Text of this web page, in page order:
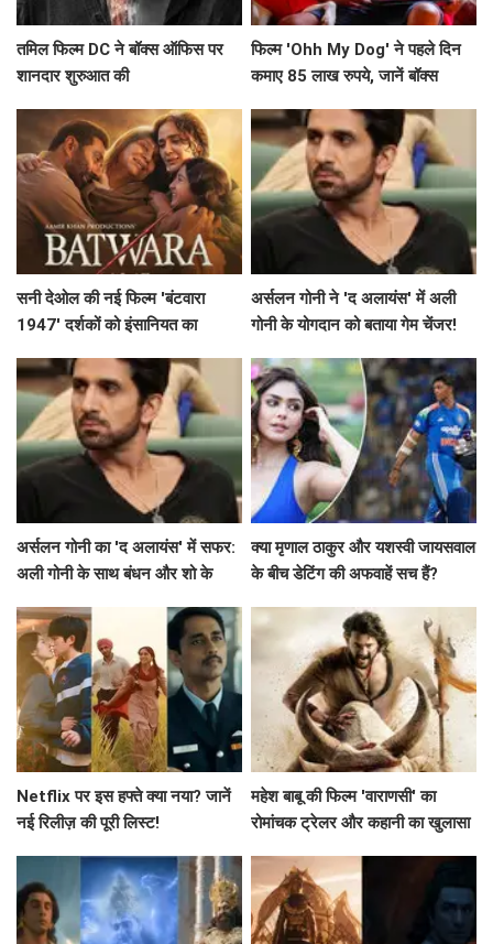
तमिल फिल्म DC ने बॉक्स ऑफिस पर
शानदार शुरुआत की
फिल्म 'Ohh My Dog' ने पहले दिन
कमाए 85 लाख रुपये, जानें बॉक्स
सनी देओल की नई फिल्म 'बंटवारा
1947' दर्शकों को इंसानियत का
अर्सलन गोनी ने 'द अलायंस' में अली
गोनी के योगदान को बताया गेम चेंजर!
अर्सलन गोनी का 'द अलायंस' में सफर:
अली गोनी के साथ बंधन और शो के
क्या मृणाल ठाकुर और यशस्वी जायसवाल
के बीच डेटिंग की अफवाहें सच हैं?
Netflix पर इस हफ्ते क्या नया? जानें
नई रिलीज़ की पूरी लिस्ट!
महेश बाबू की फिल्म 'वाराणसी' का
रोमांचक ट्रेलर और कहानी का खुलासा